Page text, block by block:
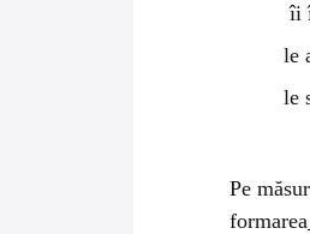
îi
le
le
Pe
formarea